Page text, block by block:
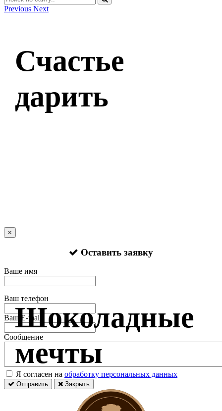
Previous Next
Счастье
дарить
Шоколадные
мечты
×
Оставить заявку
Ваше имя
Ваш телефон
Ваш E-mail
Сообщение
Я согласен на обработку персональных данных
Отправить Закрыть